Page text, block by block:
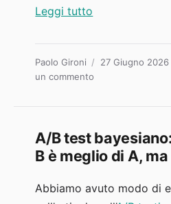
Leggi tutto
Autore
Paolo Gironi
Pubblicato
27 Giugno 2026
un commento
ottimizzare
le
varianti
il
A/B test
B è meglio di A, ma
Abbiamo avuto modo di